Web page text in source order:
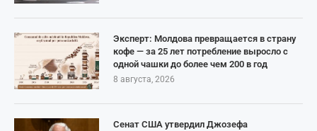
Эксперт: Молдова превращается в страну
кофе — за 25 лет потребление выросло с
одной чашки до более чем 200 в год
8 августа, 2026
Сенат США утвердил Джозефа